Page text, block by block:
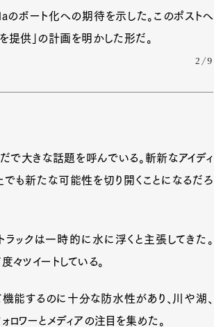
Magazine Official Columnist
Pen international Pen tw
ボート化への期待を示した。このポストへ
提供」の計画を明かした形だ。
2/9
で大きな話題を呼んでいる。斬新なアイディ
も新たな可能性を切り開くことになるだろ
ックは一時的に水に浮くと主張してきた。
ツイートしている。
機能するのに十分な防水性があり、川や湖、
ロワーとメディアの注目を集めた。